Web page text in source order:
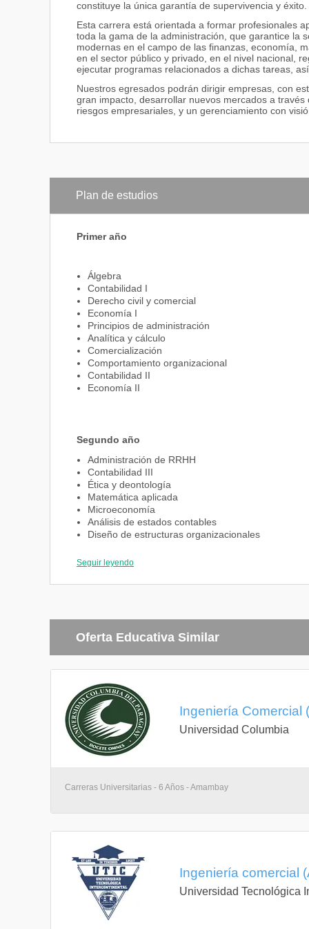
constituye la única garantía de supervivencia y éxito.
Esta carrera está orientada a formar profesionales
toda la gama de la administración, que garantice la
modernas en el campo de las finanzas, economía,
en el sector público y privado, en el nivel nacional,
ejecutar programas relacionados a dichas tareas,
Nuestros egresados podrán dirigir empresas, con
gran impacto, desarrollar nuevos mercados a
riesgos empresariales, y un gerenciamiento con
Plan de estudios
Primer año
Álgebra
Contabilidad I
Derecho civil y comercial
Economía I
Principios de administración
Analítica y cálculo
Comercialización
Comportamiento organizacional
Contabilidad II
Economía II
Segundo año
Administración de RRHH
Contabilidad III
Ética y deontología
Matemática aplicada
Microeconomía
Análisis de estados contables
Diseño de estructuras organizacionales
Macroeconomía
Diagnóstico y planificación financiera
Administración presupuestaria
Investigación de mercados
Legislación bancaria, de seguros y cambios
Relaciones internacionales
Taller de práctica profesional
Auditoría de gestión
Formulación y evaluación de proyectos
Calidad y competitividad total
Decisiones financieras a largo plazo
Gestión de operaiones
Legislación tributaria
Metodología de la investigación
Memoria de la licenciatura
Seguir leyendo
Oferta Educativa Similar
Ingeniería Comercial
Universidad Columbia
Carreras Universitarias - 6 Años - Amambay
Ingeniería comercial
Universidad Tecnológica